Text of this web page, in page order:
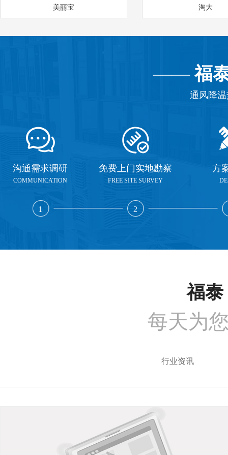
美丽宝 淘大
——福
通风降
沟通需求调研
COMMUNICATION
1
免费上门实地勘察
FREE SITE SURVEY
2
方
福泰
每天为
行业资讯